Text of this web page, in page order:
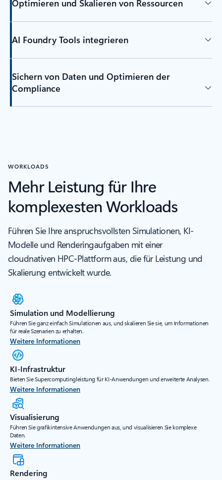
Optimieren und Skalieren von Ressourcen
AI Foundry Tools integrieren
Sichern von Daten und Optimieren der
Compliance
WORKLOADS
Mehr Leistung für Ihre
komplexesten Workloads
Führen Sie Ihre anspruchsvollsten Simulationen, KI-
Modelle und Renderingaufgaben mit einer
cloudnativen HPC-Plattform aus, die für Leistung und
Skalierung entwickelt wurde.
Simulation und Modellierung
Führen Sie ganz einfach Simulationen aus, und skalieren Sie sie, um Informationen
für reale Szenarien zu erhalten.
Weitere Informationen
KI-Infrastruktur
Bieten Sie Supercomputingleistung für KI-Anwendungen und erweiterte Analysen.
Weitere Informationen
Visualisierung
Führen Sie grafikintensive Anwendungen aus, und visualisieren Sie komplexe
Daten.
Weitere Informationen
Rendering